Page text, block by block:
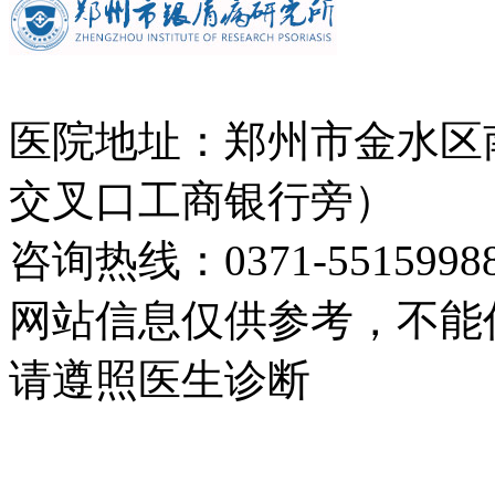
医院地址：郑州市金水
交叉口工商银行旁）
咨询热线：0371-
网站信息仅供参考，不
请遵照医生诊断